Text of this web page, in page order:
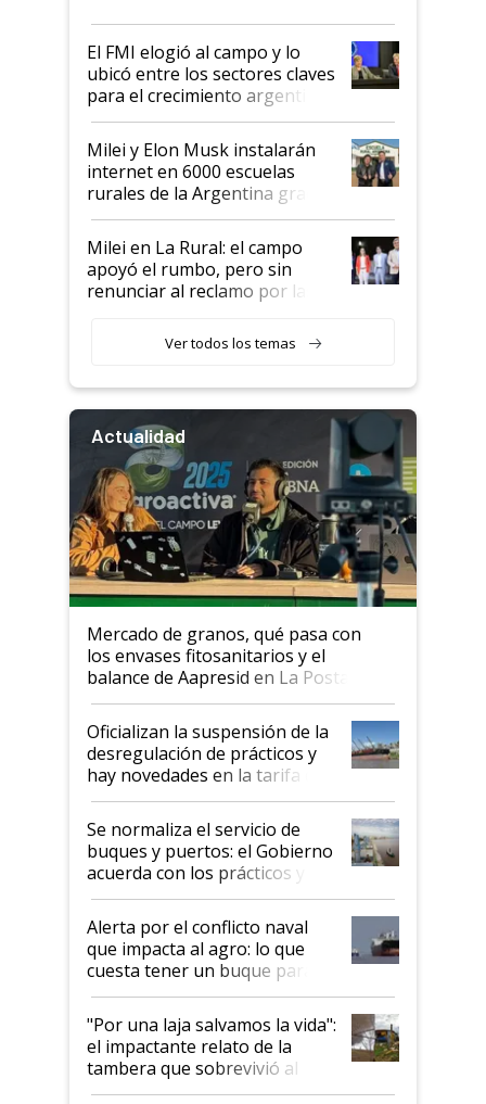
de Milei
El FMI elogió al campo y lo
ubicó entre los sectores claves
para el crecimiento argentino
Milei y Elon Musk instalarán
internet en 6000 escuelas
rurales de la Argentina gracias
a un acuerdo con Starlink
Milei en La Rural: el campo
apoyó el rumbo, pero sin
renunciar al reclamo por las
Ver todos los temas
Actualidad
Mercado de granos, qué pasa con
los envases fitosanitarios y el
balance de Aapresid en La Posta
Oficializan la suspensión de la
desregulación de prácticos y
hay novedades en la tarifa de
la hidrovía
Se normaliza el servicio de
buques y puertos: el Gobierno
acuerda con los prácticos y
suspende el decreto de
desregulación
Alerta por el conflicto naval
que impacta al agro: lo que
cuesta tener un buque parado
y el peligro de que Argentina
pase a ser "país sucio"
"Por una laja salvamos la vida":
el impactante relato de la
tambera que sobrevivió al
tornado